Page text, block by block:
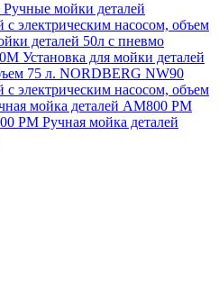
Ручные мойки деталей
с электрическим насосом, объем
деталей 50л с пневмо
Установка для мойки деталей
75 л. NORDBERG NW90
с электрическим насосом, объем
мойка деталей АМ800 РМ
РМ Ручная мойка деталей